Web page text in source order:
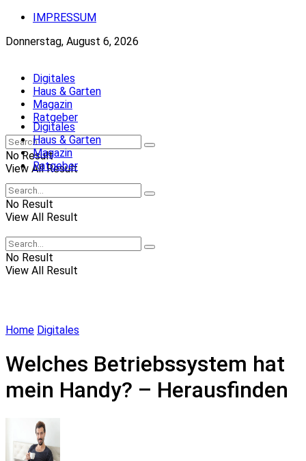
IMPRESSUM
Donnerstag, August 6, 2026
Digitales
Haus & Garten
Magazin
Ratgeber
No Result
View All Result
Digitales
Haus & Garten
Magazin
Ratgeber
No Result
View All Result
No Result
View All Result
Home Digitales
Welches Betriebssystem hat
mein Handy? – Herausfinden